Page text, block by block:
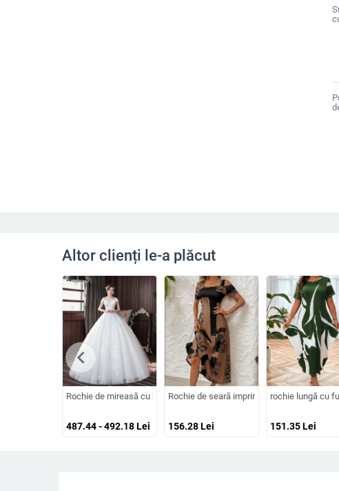
Altor clienți le-a plăcut
Rochie de mireasă cu bretele la umăr, fără mâneci, talie medie, fustă
487.44 - 492.18Lei
Rochie de seară imprimată din Brushed
156.28Lei
rochie lungă cu
151.35Lei
chevron_left